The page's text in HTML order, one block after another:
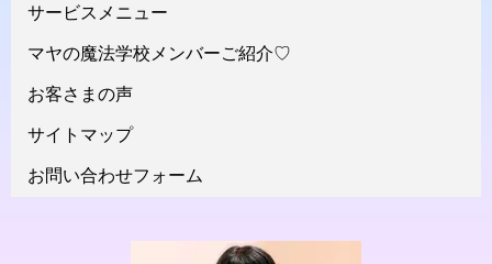
サービスメニュー
マヤの魔法学校メンバーご紹介♡
お客さまの声
サイトマップ
お問い合わせフォーム